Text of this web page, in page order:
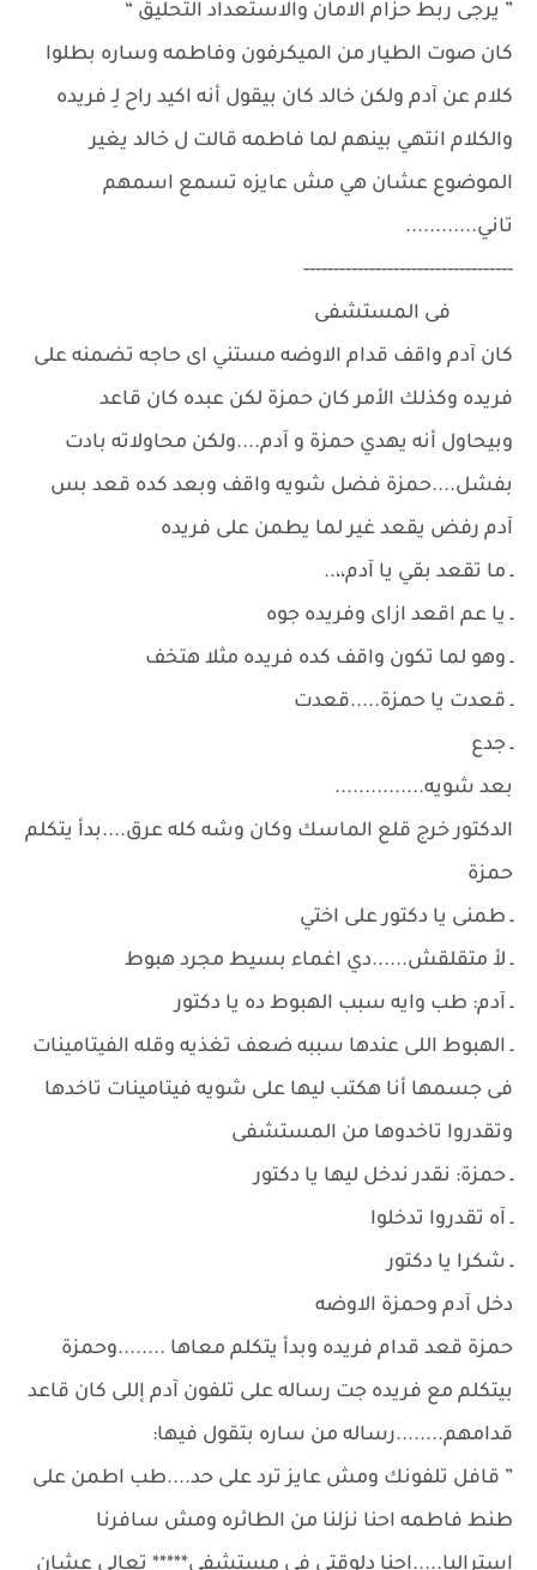
” يرجى ربط حزام الامان والاستعداد التحليق “
كان صوت الطيار من الميكرفون وفاطمه وساره بطلوا
كلام عن آدم ولكن خالد كان بيقول أنه اكيد راح لِـ فريده
والكلام انتهي بينهم لما فاطمه قالت ل خالد يغير
الموضوع عشان هي مش عايزه تسمع اسمهم
تاني............
-----------------------------------
فى المستشفى
كان آدم واقف قدام الاوضه مستني اى حاجه تضمنه على
فريده وكذلك الأمر كان حمزة لكن عبده كان قاعد
وبيحاول أنه يهدي حمزة و آدم....ولكن محاولاته بادت
بفشل....حمزة فضل شويه واقف وبعد كده قعد بس
آدم رفض يقعد غير لما يطمن على فريده
ـ ما تقعد بقي يا آدم،،..
ـ يا عم اقعد ازاى وفريده جوه
ـ وهو لما تكون واقف كده فريده مثلا هتخف
ـ قعدت يا حمزة.....قعدت
ـ جدع
بعد شويه...............
الدكتور خرج قلع الماسك وكان وشه كله عرق....بدأ يتكلم
حمزة
ـ طمنى يا دكتور على اختي
ـ لأ متقلقش......دي اغماء بسيط مجرد هبوط
ـ آدم: طب وايه سبب الهبوط ده يا دكتور
ـ الهبوط اللى عندها سببه ضعف تغذيه وقله الفيتامينات
فى جسمها أنا هكتب ليها على شويه فيتامينات تاخدها
وتقدروا تاخدوها من المستشفى
ـ حمزة: نقدر ندخل ليها يا دكتور
ـ آه تقدروا تدخلوا
ـ شكرا يا دكتور
دخل آدم وحمزة الاوضه
حمزة قعد قدام فريده وبدأ يتكلم معاها ........وحمزة
بيتكلم مع فريده جت رساله على تلفون آدم إللى كان قاعد
قدامهم........رساله من ساره بتقول فيها:
” قافل تلفونك ومش عايز ترد على حد....طب اطمن على
طنط فاطمه احنا نزلنا من الطائره ومش سافرنا
استراليا.....احنا دلوقتى فى مستشفى***** تعالى عشان